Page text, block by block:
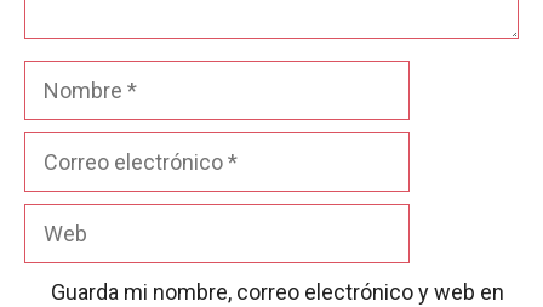
Nombre
Guarda mi nombre, correo electrónico y web en